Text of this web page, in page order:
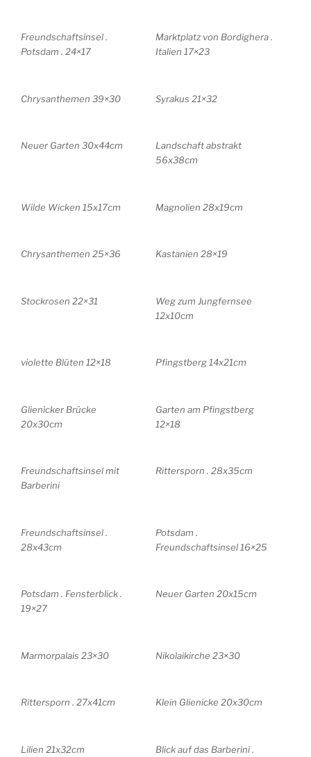
Freundschaftsinsel .
Potsdam . 24×17
Marktplatz von Bordighera .
Italien 17×23
Chrysanthemen 39×30 Syrakus 21×32
Neuer Garten 30x44cm
Landschaft abstrakt
56x38cm
Wilde Wicken 15x17cm Magnolien 28x19cm
Chrysanthemen 25×36 Kastanien 28×19
Stockrosen 22×31
Weg zum Jungfernsee
12x10cm
violette Blüten 12×18 Pfingstberg 14x21cm
Glienicker Brücke
20x30cm
Garten am Pfingstberg
12×18
Freundschaftsinsel mit
Barberini
Rittersporn . 28x35cm
Freundschaftsinsel .
28x43cm
Potsdam .
Freundschaftsinsel 16×25
Potsdam . Fensterblick .
19×27
Neuer Garten 20x15cm
Marmorpalais 23×30 Nikolaikirche 23×30
Rittersporn . 27x41cm Klein Glienicke 20x30cm
Lilien 21x32cm
Blick auf das Barberini .